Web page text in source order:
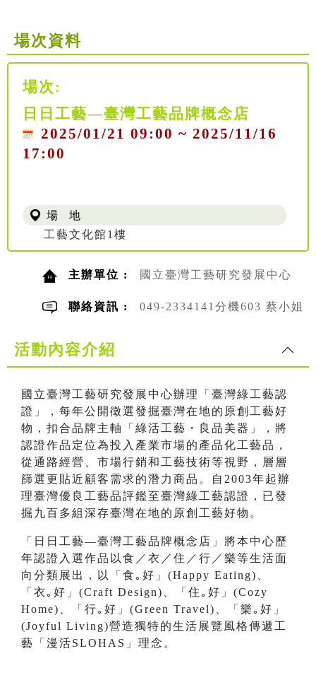
場次資料
場次:
日日工藝—臺灣工藝品牌概念店
2025/01/21 09:00 ~ 2025/11/16
17:00
場 地
工藝文化館1樓
主辦單位 : 國立臺灣工藝研究發展中心
聯絡資訊 : 049-2334141分機603 蔡小姐
活動內容介紹
國立臺灣工藝研究發展中心辦理「臺灣綠工藝認
證」，每年公開徵選發掘臺灣在地的原創工藝好
物，扣合品牌主軸「綠活工藝・良品美器」，將
認證作品定位為投入產業市場的產品化工藝品，
從通路經營、市場行銷和工藝技術等視野，層層
篩選更貼近顧客需求的潛力商品。自2003年起辦
理臺灣優良工藝品評鑑至臺灣綠工藝認證，已發
掘九百多組深存臺灣在地的原創工藝好物。
「日日工藝—臺灣工藝品牌概念店」將本中心歷
年認證入選作品以食／衣／住／行／樂等生活面
向分類展出，以「食｡好」(Happy Eating)、
「衣｡好」(Craft Design)、「住｡好」(Cozy
Home)、「行｡好」(Green Travel)、「樂｡好」
(Joyful Living)營造獨特的生活展覽風格傳遞工
藝「漫活SLOHAS」理念。